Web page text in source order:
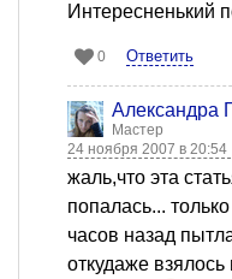
Интересненький
0 Ответить
Александра
Мастер
24 ноября 2007 в 20:54
жаль,что эта
попалась...
часов назад
откудаже